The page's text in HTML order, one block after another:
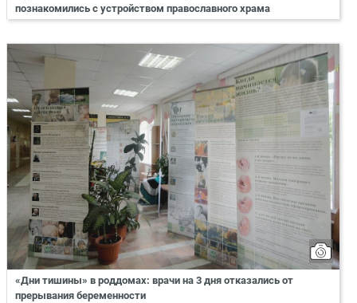
познакомились с устройством православного храма
«Дни тишины» в роддомах: врачи на 3 дня отказались от
прерывания беременности